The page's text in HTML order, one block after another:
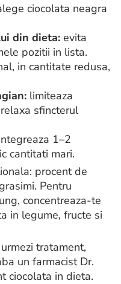
ciocolata neagra
din dieta: evita
pozitii in lista.
in cantitate redusa,
limiteaza
sfincterul
1–2
cantitati mari.
procent de
Pentru
concentreaza-te
in legume, fructe si
tratament,
un farmacist Dr.
ciocolata in dieta.